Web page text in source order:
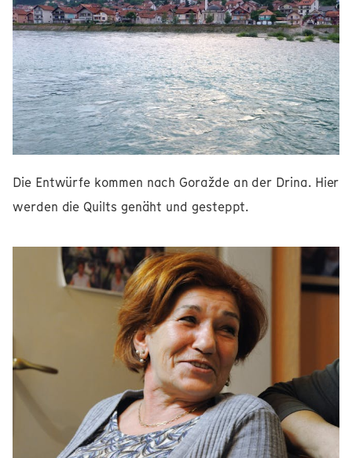
Die Entwürfe kommen nach Goražde an der Drina. Hier
werden die Quilts genäht und gesteppt.